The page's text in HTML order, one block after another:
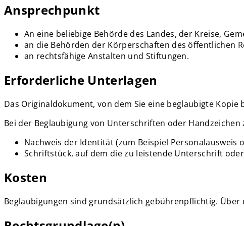
Ansprechpunkt
An eine beliebige Behörde des Landes, der Kreise,
an die Behörden der Körperschaften des öffentlichen
an rechtsfähige Anstalten und Stiftungen.
Erforderliche Unterlagen
Das Originaldokument, von dem Sie eine beglaubigte Kopie
Bei der Beglaubigung von Unterschriften oder Handzeichen
Nachweis der Identität (zum Beispiel Personalausweis
Schriftstück, auf dem die zu leistende Unterschrift
Kosten
Beglaubigungen sind grundsätzlich gebührenpflichtig.